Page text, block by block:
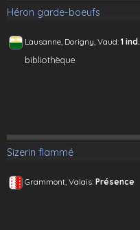
Héron garde-boeufs
Lausanne, Dorigny, Vaud: 1 ind.
bibliothèque
Sizerin flammé
Grammont, Valais: Présence